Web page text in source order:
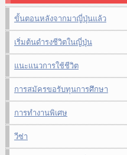
ขั้นตอนหลังจากมาญี่ปุ่นแล้ว
เริ่มต้นดำรงชีวิตในญี่ปุ่น
แนะแนวการใช้ชีวิต
การสมัครขอรับทุนการศึกษา
การทำงานพิเศษ
วีซ่า